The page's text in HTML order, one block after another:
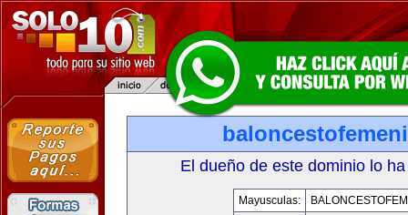
El dueño de este dominio lo
Mayusculas: